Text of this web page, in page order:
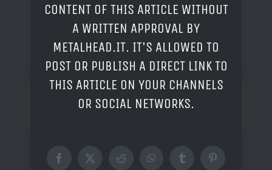
CONTENT OF THIS ARTICLE WITHOUT
A WRITTEN APPROVAL BY
METALHEAD.IT. IT'S ALLOWED TO
POST OR PUBLISH A DIRECT LINK TO
THIS ARTICLE ON YOUR CHANNELS
OR SOCIAL NETWORKS.
Facebook
X RedditWhatsAppTumblrPinterest